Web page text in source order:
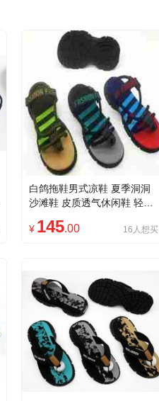
白鸽拖鞋男式凉鞋 夏季洞洞
沙滩鞋 皮质透气休闲鞋 轻便
¥ 145.00 16人想买